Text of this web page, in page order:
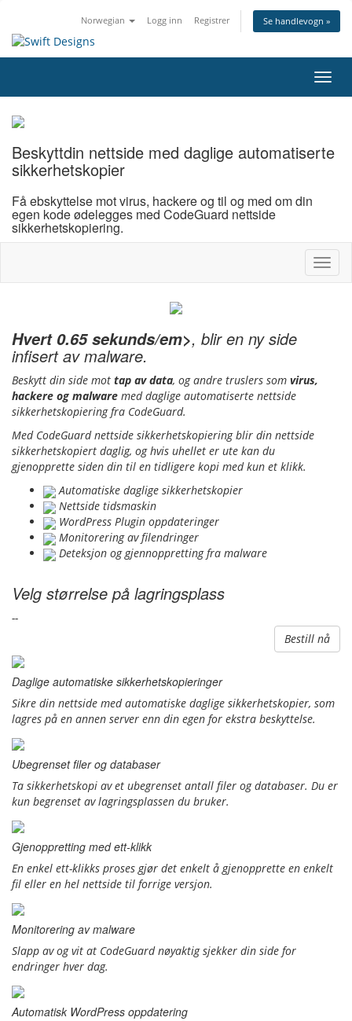
Norwegian Logg inn Registrer Se handlevogn »
Bytt
Beskyttdin nettside med daglige automatiserte
sikkerhetskopier
Få ebskyttelse mot virus, hackere og til og med om din
egen kode ødelegges med CodeGuard nettside
sikkerhetskopiering.
Bytt
Hvert 0.65 sekunds/em>, blir en ny side
infisert av malware.
Beskytt din side mot tap av data, og andre truslers som virus,
hackere og malware med daglige automatiserte nettside
sikkerhetskopiering fra CodeGuard.
Med CodeGuard nettside sikkerhetskopiering blir din nettside
sikkerhetskopiert daglig, og hvis uhellet er ute kan du
gjenopprette siden din til en tidligere kopi med kun et klikk.
Automatiske daglige sikkerhetskopier
Nettside tidsmaskin
WordPress Plugin oppdateringer
Monitorering av filendringer
Deteksjon og gjennoppretting fra malware
Velg størrelse på lagringsplass
--
Bestill nå
Daglige automatiske sikkerhetskopieringer
Sikre din nettside med automatiske daglige sikkerhetskopier, som
lagres på en annen server enn din egen for ekstra beskyttelse.
Ubegrenset filer og databaser
Ta sikkerhetskopi av et ubegrenset antall filer og databaser. Du er
kun begrenset av lagringsplassen du bruker.
Gjenoppretting med ett-klikk
En enkel ett-klikks proses gjør det enkelt å gjenopprette en enkelt
fil eller en hel nettside til forrige versjon.
Monitorering av malware
Slapp av og vit at CodeGuard nøyaktig sjekker din side for
endringer hver dag.
Automatisk WordPress oppdatering